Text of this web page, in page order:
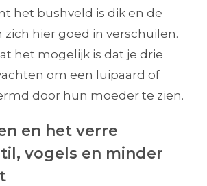
het bushveld is dik en de
hier goed in verschuilen.
het mogelijk is dat je drie
om een luipaard of
door hun moeder te zien.
en het verre
vogels en minder